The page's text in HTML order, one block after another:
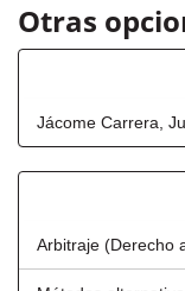
Otras
Jácome Carrera,
Arbitraje (Derecho